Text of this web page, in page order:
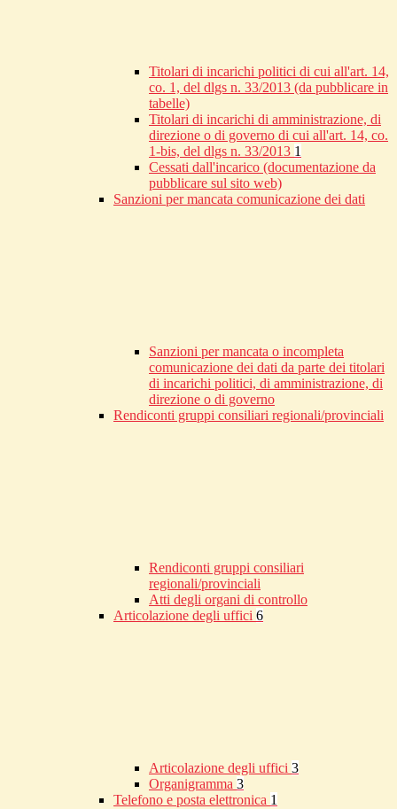
Titolari di incarichi politici di cui all'art. 14,
co. 1, del dlgs n. 33/2013 (da pubblicare in
tabelle)
Titolari di incarichi di amministrazione, di
direzione o di governo di cui all'art. 14, co.
1-bis, del dlgs n. 33/2013 1
Cessati dall'incarico (documentazione da
pubblicare sul sito web)
Sanzioni per mancata comunicazione dei dati
Sanzioni per mancata o incompleta
comunicazione dei dati da parte dei titolari
di incarichi politici, di amministrazione, di
direzione o di governo
Rendiconti gruppi consiliari regionali/provinciali
Rendiconti gruppi consiliari
regionali/provinciali
Atti degli organi di controllo
Articolazione degli uffici 6
Articolazione degli uffici 3
Organigramma 3
Telefono e posta elettronica 1